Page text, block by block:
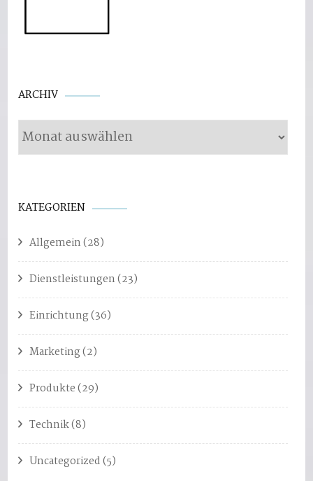
ARCHIV Archiv
KATEGORIEN
Allgemein(28)
Dienstleistungen(23)
Einrichtung(36)
Marketing(2)
Produkte(29)
Technik(8)
Uncategorized(5)